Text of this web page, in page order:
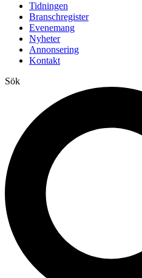
Tidningen
Branschregister
Evenemang
Nyheter
Annonsering
Kontakt
Sök